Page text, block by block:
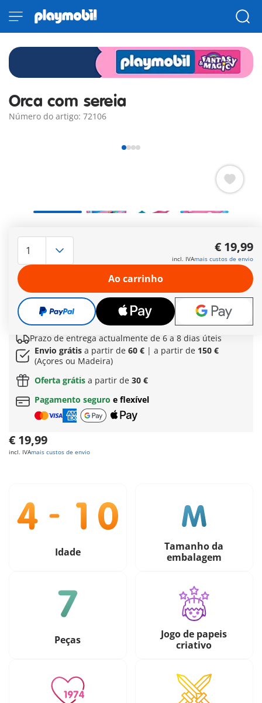
Orca com sereia
Número do artigo: 72106
seu lado. A alga não serve apenas para a sereia se segurar,
também pode ser usada por crianças como uma pulseira. A
alga pode ser personalizada com os adoráveis encaixes
decorativos – e até pode ser combinada com o enfeite de
cabelo da sereia. A orca pode nadar na água tanto deitada
como ereta, tornando-se numa companheira fiel em qualquer
viagem subaquática.
Mais informações
Prazo de entrega actualmente de 6 a 8 dias úteis
Envio grátis a partir de 60 € | a partir de 150 €
(Açores ou Madeira)
Oferta grátis a partir de 30 €
Pagamento seguro e flexível
€ 19,99
incl. IVAmais custos de envio
€ 19,99
incl. IVAmais custos de envio
Ao carrinho
Idade
Tamanho da
embalagem
Peças
Jogo de papeis
criativo